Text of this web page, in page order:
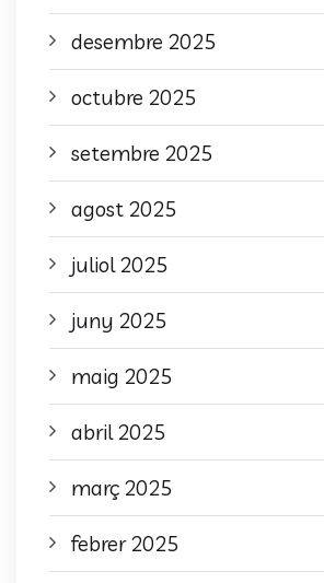
desembre 2025
octubre 2025
setembre 2025
agost 2025
juliol 2025
juny 2025
maig 2025
abril 2025
març 2025
febrer 2025